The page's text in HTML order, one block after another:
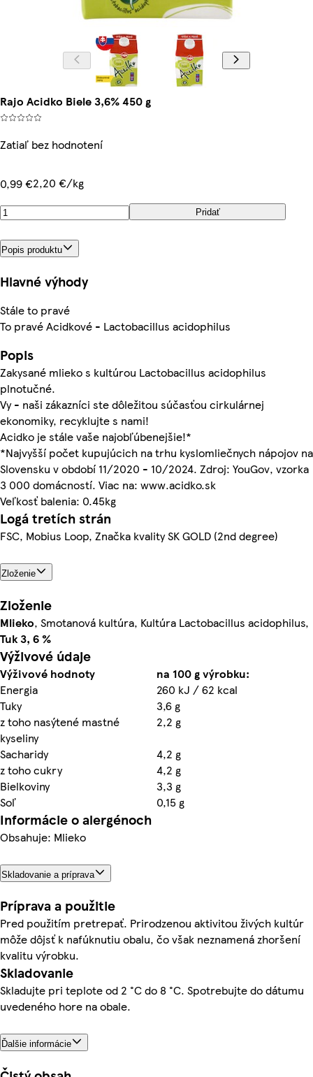
Rajo Acidko Biele 3,6% 450 g
Zatiaľ bez hodnotení
0,99 €2,20 €/kg
Pridať
Popis produktu
Hlavné výhody
Stále to pravé
To pravé Acidkové - Lactobacillus acidophilus
Popis
Zakysané mlieko s kultúrou Lactobacillus acidophilus
plnotučné.
Vy - naši zákazníci ste dôležitou súčasťou cirkulárnej
ekonomiky, recyklujte s nami!
Acidko je stále vaše najobľúbenejšie!*
*Najvyšší počet kupujúcich na trhu kyslomliečnych nápojov na
Slovensku v období 11/2020 - 10/2024. Zdroj: YouGov, vzorka
3 000 domácností. Viac na: www.acidko.sk
Veľkosť balenia: 0.45kg
Logá tretích strán
FSC, Mobius Loop, Značka kvality SK GOLD (2nd degree)
Zloženie
Zloženie
Mlieko, Smotanová kultúra, Kultúra Lactobacillus acidophilus,
Tuk 3, 6 %
Výživové údaje
Výživové hodnoty
na 100 g výrobku:
Energia
260 kJ / 62 kcal
Tuky
3,6 g
z toho nasýtené mastné
kyseliny
2,2 g
Sacharidy
4,2 g
z toho cukry
4,2 g
Bielkoviny
3,3 g
Soľ
0,15 g
Informácie o alergénoch
Obsahuje: Mlieko
Skladovanie a príprava
Príprava a použitie
Pred použitím pretrepať. Prirodzenou aktivitou živých kultúr
môže dôjsť k nafúknutiu obalu, čo však neznamená zhoršení
kvalitu výrobku.
Skladovanie
Skladujte pri teplote od 2 °C do 8 °C. Spotrebujte do dátumu
uvedeného hore na obale.
Ďalšie informácie